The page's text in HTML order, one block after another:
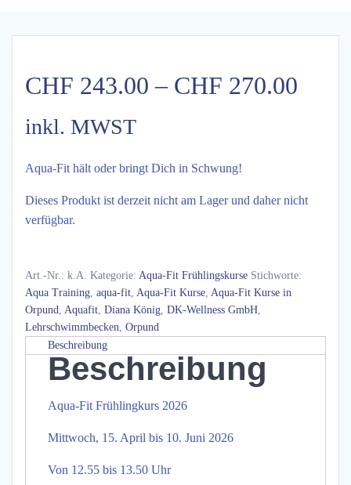
CHF 243.00 – CHF 270.00
inkl. MWST
Aqua-Fit hält oder bringt Dich in Schwung!
Dieses Produkt ist derzeit nicht am Lager und daher nicht
verfügbar.
Art.-Nr.: k.A. Kategorie: Aqua-Fit Frühlingskurse Stichworte:
Aqua Training, aqua-fit, Aqua-Fit Kurse, Aqua-Fit Kurse in
Orpund, Aquafit, Diana König, DK-Wellness GmbH,
Lehrschwimmbecken, Orpund
Beschreibung
Beschreibung
Aqua-Fit Frühlingkurs 2026
Mittwoch, 15. April bis 10. Juni 2026
Von 12.55 bis 13.50 Uhr